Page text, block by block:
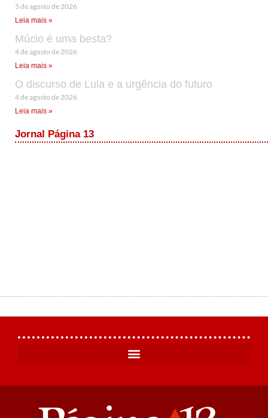
5 de agosto de 2026
Leia mais »
Múcio é uma besta?
4 de agosto de 2026
Leia mais »
O discurso de Lula e a urgência do futuro
4 de agosto de 2026
Leia mais »
Jornal Página 13